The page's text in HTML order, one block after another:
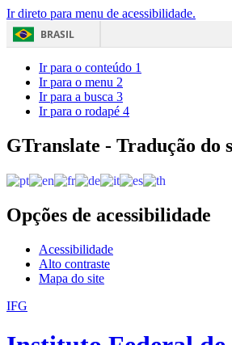
Ir direto para menu de acessibilidade.
BRASIL
Ir para o conteúdo 1
Ir para o menu 2
Ir para a busca 3
Ir para o rodapé 4
GTranslate - Tradução do
Opções de acessibilidade
Acessibilidade
Alto contraste
Mapa do site
IFG